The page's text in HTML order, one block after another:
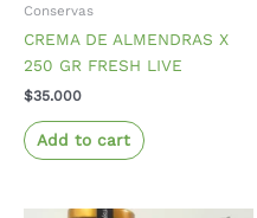
Conservas
CREMA DE ALMENDRAS X
250 GR FRESH LIVE
$35.000
Add to cart